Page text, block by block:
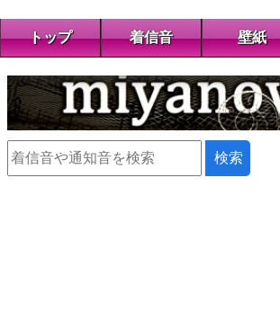
トップ 着信音 壁紙